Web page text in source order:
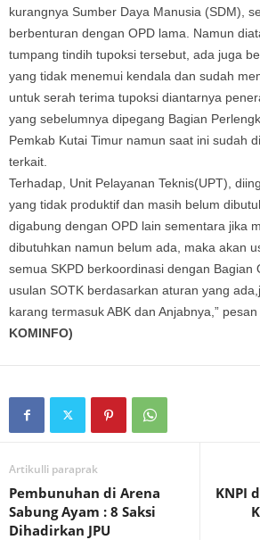
kurangnya Sumber Daya Manusia (SDM),
berbenturan dengan OPD lama. Namun
tumpang tindih tupoksi tersebut, ada juga
yang tidak menemui kendala dan sudah
untuk serah terima tupoksi diantarnya
yang sebelumnya dipegang Bagian
Pemkab Kutai Timur namun saat ini sudah
terkait.
Terhadap, Unit Pelayanan Teknis(UPT),
yang tidak produktif dan masih belum
digabung dengan OPD lain sementara jika
dibutuhkan namun belum ada, maka akan
semua SKPD berkoordinasi dengan Bagian
usulan SOTK berdasarkan aturan yang
karang termasuk ABK dan Anjabnya,” pesan
KOMINFO)
Artikulli paraprak
Pembunuhan di Arena
Sabung Ayam : 8 Saksi
Dihadirkan JPU
KNPI